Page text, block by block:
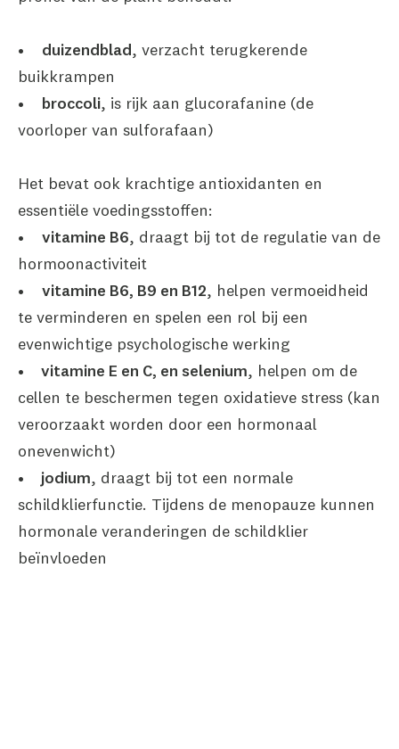
• duizendblad, verzacht terugkerende
buikkrampen
• broccoli, is rijk aan glucorafanine (de
voorloper van sulforafaan)
Het bevat ook krachtige antioxidanten en
essentiële voedingsstoffen:
• vitamine B6, draagt bij tot de regulatie van de
hormoonactiviteit
• vitamine B6, B9 en B12, helpen vermoeidheid
te verminderen en spelen een rol bij een
evenwichtige psychologische werking
•
vitamine E en C, en selenium, helpen om de
cellen te beschermen tegen oxidatieve stress (kan
veroorzaakt worden door een hormonaal
onevenwicht)
•
jodium, draagt bij tot een normale
schildklierfunctie. Tijdens de menopauze kunnen
hormonale veranderingen de schildklier
beïnvloeden